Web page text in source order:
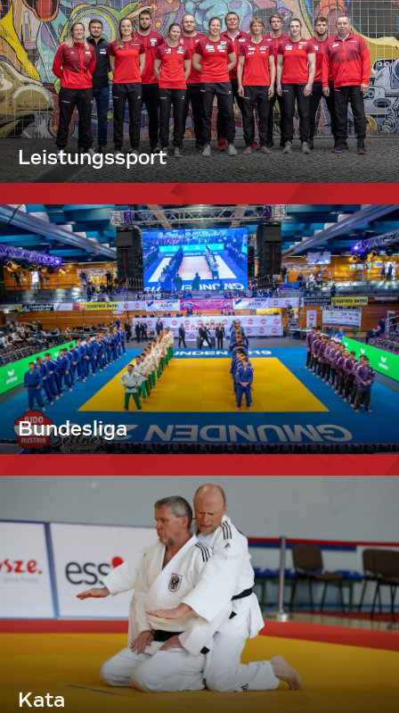
Leistungssport
Bundesliga
Kata